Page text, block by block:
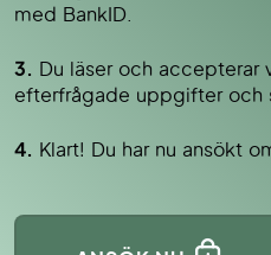
med BankID.
3. Du läser och accepterar
efterfrågade uppgifter och
4. Klart! Du har nu ansökt